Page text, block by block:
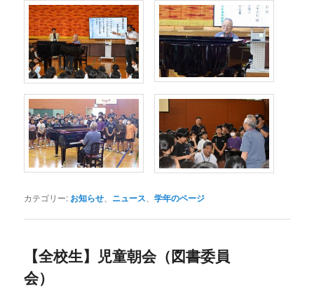
カテゴリー: お知らせ ニュース 、学年のページ
【全校生】児童朝会（図書委員
会）